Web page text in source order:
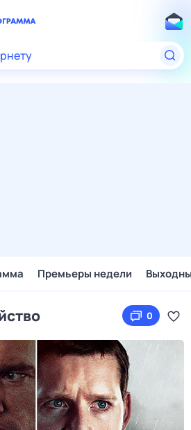
Премьеры недели
0